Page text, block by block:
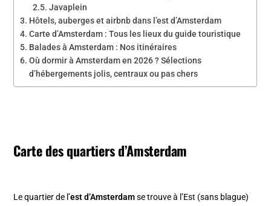
Javaplein
Hôtels, auberges et airbnb dans l’est d’Amsterdam
Carte d’Amsterdam : Tous les lieux du guide touristique
Balades à Amsterdam : Nos itinéraires
Où dormir à Amsterdam en 2026 ? Sélections
d’hébergements jolis, centraux ou pas chers
Carte des quartiers d’Amsterdam
Le quartier de l’est d’Amsterdamse trouve à l’Est (sans blague)